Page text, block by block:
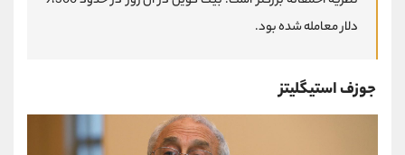
دلار معامله شده بود.
جوزف استیگلیتز